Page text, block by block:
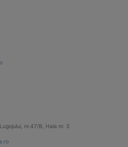
nr.47/B, Hala nr. 3